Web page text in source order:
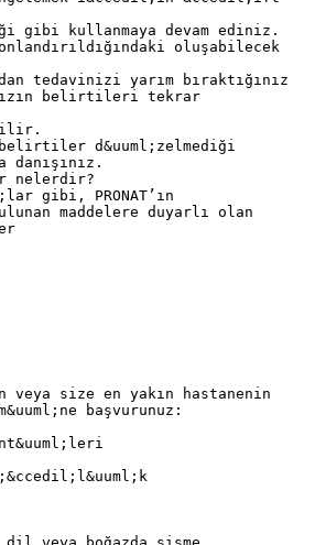
gibi kullanmaya devam ediniz.
oluşabilecek
tedavinizi yarım bıraktığınız
belirtileri tekrar
belirtiler d&uuml;zelmediği
danışınız.
nelerdir?
gibi, PRONAT’ın
maddelere duyarlı olan
size en yakın hastanenin
başvurunuz: